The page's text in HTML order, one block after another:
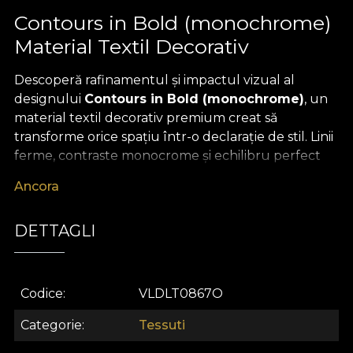
Contours in Bold (monochrome)
Material Textil Decorativ
Descoperă rafinamentul și impactul vizual al
designului Contours in Bold (monochrome), un
material textil decorativ premium creat să
transforme orice spațiu într-o declarație de stil. Linii
ferme, contraste monocrome și echilibru perfect
inspiră o estetică minimalistă, modernă și sofisticată,
profunzime încăperii, la tapițarea pieselor de
mobilier, crearea de perne decorative elegante,
cuverturi sau fețe de masă cu personalitate.
Ancora
DETTAGLI
Codice VLDLT0867O
Categorie Tessuti